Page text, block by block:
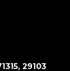
29103